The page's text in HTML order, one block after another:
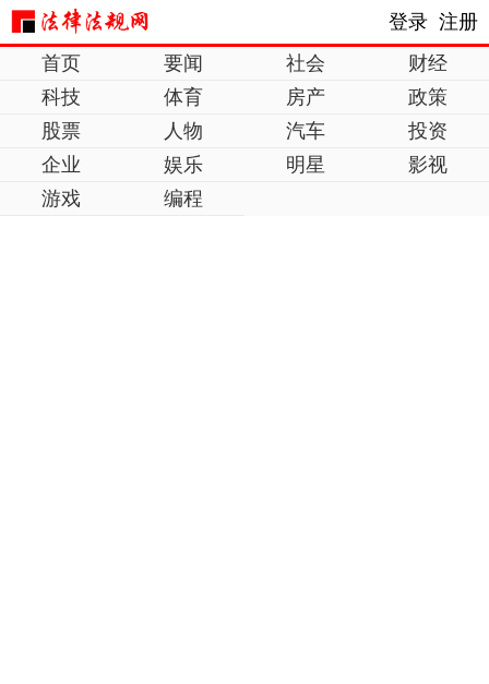
登录 注册
首页
要闻 社会
财经
科技
体育 房产
政策
股票
人物 汽车
投资
企业
娱乐 明星
影视
游戏
编程